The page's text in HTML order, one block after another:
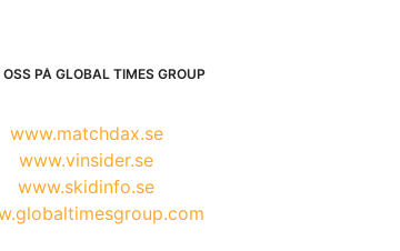
OSS PÅ GLOBAL TIMES GROUP
www.matchdax.se
www.vinsider.se
www.skidinfo.se